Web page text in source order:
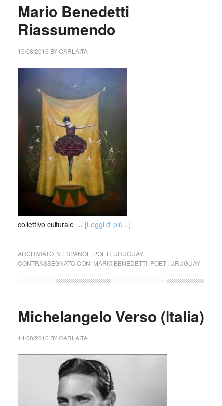
Mario Benedetti
Riassumendo
16/08/2016 BYCARLAITA
collettivo culturale … [Leggi di più...]
ARCHIVIATO IN:ESPAÑOL POETI, URUGUAY
CONTRASSEGNATO CON: MARIO BENEDETTI, POETI, URUGUAY
Michelangelo Verso (Italia)
14/08/2016 BYCARLAITA